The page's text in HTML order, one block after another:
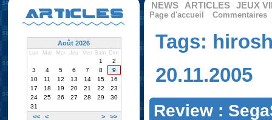
NEWS ARTICLES JEUX
Page d'accueil Commentaires
Tags:
20.11.2005
Review :
ARTICLES
Août 2026
Lun Mar Mer Jeu Ven Sam Dim
<< < > >>
1
2
3
4 5 6 7 8
9
10
11 12 13 14 15
16
17
18 19 20 21 22
23
24
25 26 27 28 29
30
31